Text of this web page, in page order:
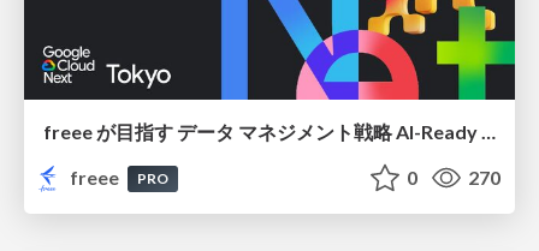
freee が目指す データ マネジメント戦略 AI-Ready 時代を支える 攻めのガバナンスとは
freee
PRO 0 270